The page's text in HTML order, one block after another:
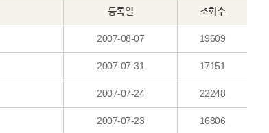
등록일 조회수
2007-08-07 19609
2007-07-31 17151
2007-07-24 22248
2007-07-23 16806